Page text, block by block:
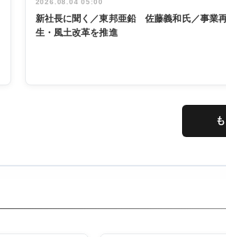
2026.08.04 05:00
新社長に聞く／東邦亜鉛 佐藤義和氏／事業
生・風土改革を推進